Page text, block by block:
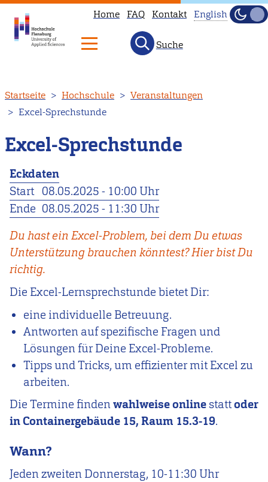
zum
Inhalt
Home FAQ Kontakt
main
page
English
Hell
Suche
Startseite Hochschule
Veranstaltungen
Excel-Sprechstunde
Excel-Sprechstunde
Eckdaten
Start 08.05.2025 - 10:00 Uhr
Ende 08.05.2025 - 11:30 Uhr
Du hast ein Excel-Problem, bei dem Du etwas
Unterstützung brauchen könntest? Hier bist Du
richtig.
Die Excel-Lernsprechstunde bietet Dir:
eine individuelle Betreuung.
Antworten auf spezifische Fragen und
Lösungen für Deine Excel-Probleme.
Tipps und Tricks, um effizienter mit Excel zu
arbeiten.
Die Termine findenwahlweise onlinestattoder
in Containergebäude 15, Raum 15.3-19.
Wann?
Jeden zweiten Donnerstag, 10-11:30 Uhr